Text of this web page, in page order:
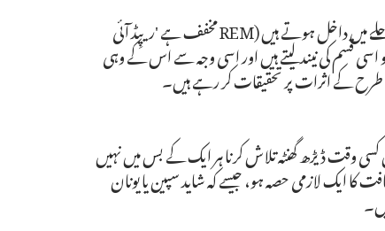
طویل ترین قیلولے میں، 60 سے 90 منٹ کے درمیان، ہم REM کے مرحلے میں داخل ہوتے ہیں (REM مخفف ہے 'ریپِڈ آئی
قسم کی نیند لیتے ہیں اور اسی وجہ سے اس کے وہی
کسی وقت ڈیڑھ گھنٹہ تلاش کرنا ہر ایک کے بس میں نہیں
ایک لازمی حصہ ہو، جیسے کہ شاید سپین یا یونان